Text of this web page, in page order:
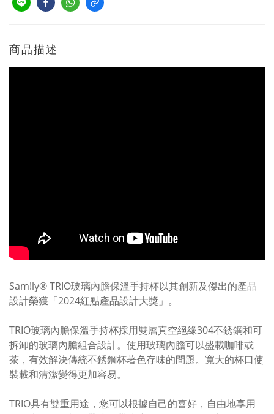
商品描述
Sam!ly® TRIO玻璃內膽保溫手持杯以其創新及傑出的產品
設計榮獲「2024紅點產品設計大獎」。
TRIO玻璃內膽保溫手持杯採用雙層真空絕緣304不銹鋼和可
拆卸的玻璃內膽組合設計。使用玻璃內膽可以盛載咖啡或
茶，有效解決傳統不銹鋼杯著色存味的問題。寬大的杯口使
裝載和清潔變得更加容易。
TRIO具有雙重用途，您可以根據自己的喜好，自由地享用